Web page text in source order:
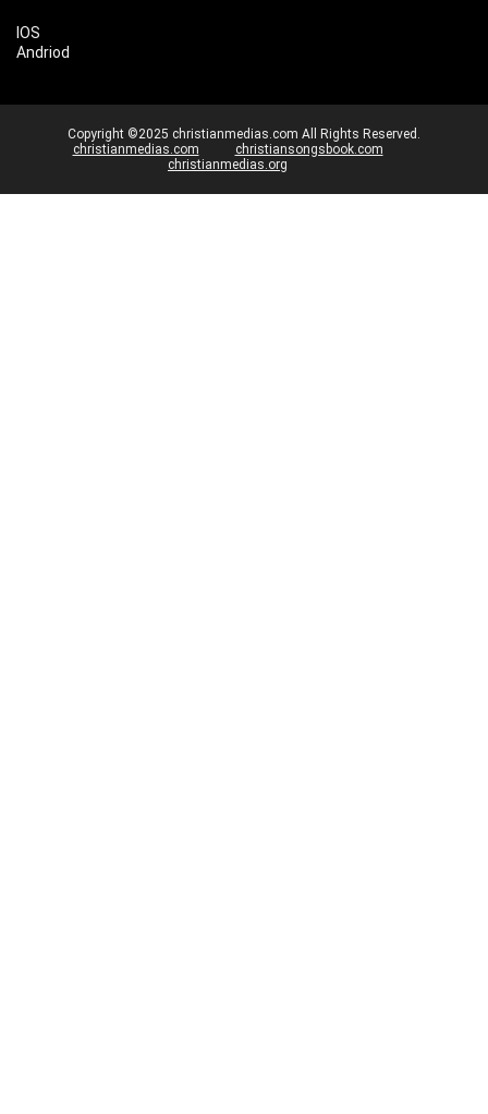
IOS
Andriod
Copyright ©2025 christianmedias.com All Rights Reserved.
christianmedias.com
christiansongsbook.com
christianmedias.org